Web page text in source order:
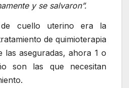
y se salvaron”.
cuello uterino era la
de quimioterapia
las aseguradas, ahora 1 o
son las que necesitan